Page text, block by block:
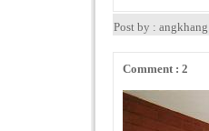
Post by :
Comment : 2